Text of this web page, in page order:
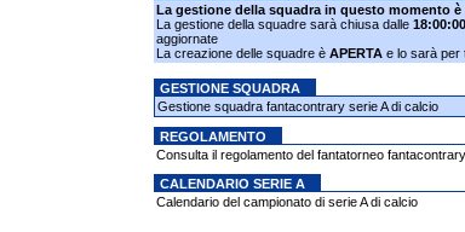
La gestione della squadra in questo momento è
La gestione della squadre sarà chiusa dalle 18:00:00
aggiornate
La creazione delle squadre è APERTA e lo sarà per
GESTIONE SQUADRA
Gestione squadra fantacontrary serie A di calcio
REGOLAMENTO
Consulta il regolamento del fantatorneo
CALENDARIO SERIE A
Calendario del campionato di serie A di calcio